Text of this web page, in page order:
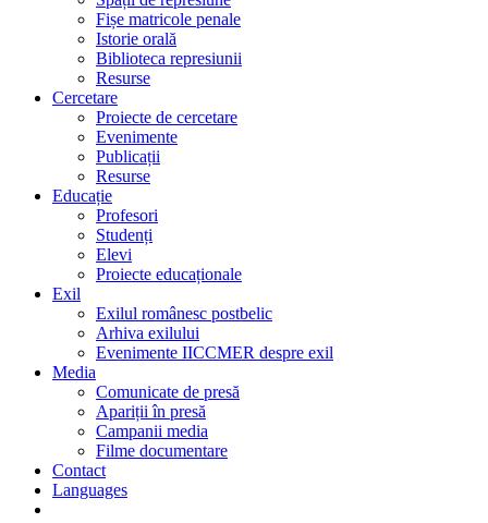
Fișe matricole penale
Istorie orală
Biblioteca represiunii
Resurse
Cercetare
Proiecte de cercetare
Evenimente
Publicații
Resurse
Educație
Profesori
Studenți
Elevi
Proiecte educaționale
Exil
Exilul românesc postbelic
Arhiva exilului
Evenimente IICCMER despre exil
Media
Comunicate de presă
Apariții în presă
Campanii media
Filme documentare
Contact
Languages